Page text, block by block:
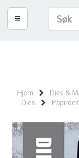
Hjem Dies &
- Dies